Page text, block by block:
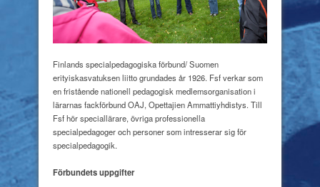
Finlands specialpedagogiska förbund/ Suomen
erityiskasvatuksen liitto grundades år 1926. Fsf verkar som
en fristående nationell pedagogisk medlemsorganisation i
lärarnas fackförbund OAJ, Opettajien Ammattiyhdistys. Till
Fsf hör speciallärare, övriga professionella
specialpedagoger och personer som intresserar sig för
specialpedagogik.
Förbundets uppgifter